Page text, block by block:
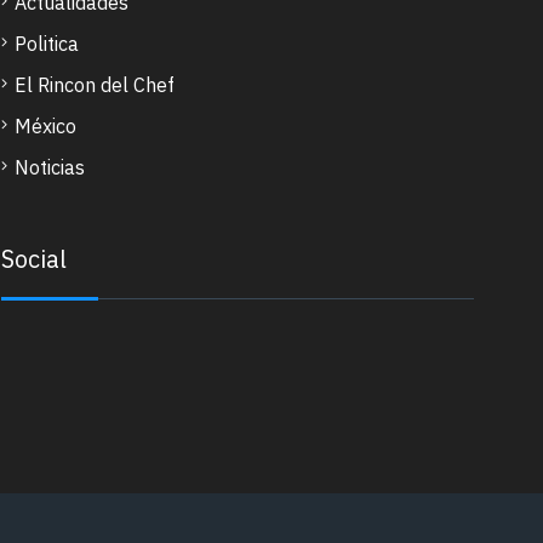
Politica
El Rincon del Chef
México
Noticias
Social